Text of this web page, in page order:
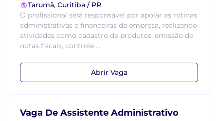
Tarumã, Curitiba / PR
O profissional será responsável por apoiar as rotinas
administrativas e financeiras da empresa, realizando
atividades como cadastro de produtos, emissão de
notas fiscais, controle ...
Abrir Vaga
Vaga De Assistente Administrativo